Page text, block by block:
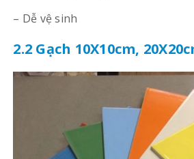
– Dễ vệ sinh
2.2 Gạch 10X10cm,